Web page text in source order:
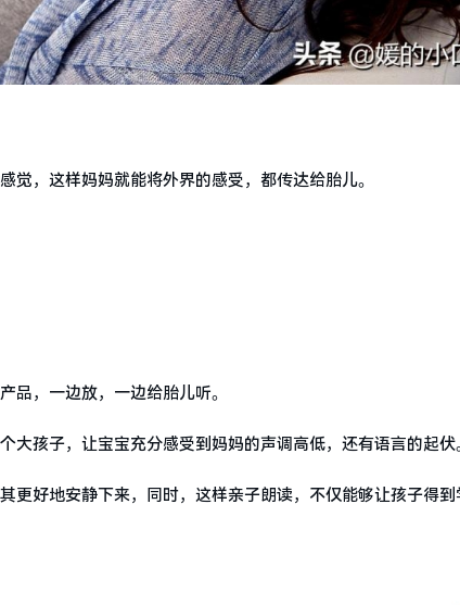
，这样妈妈就能将外界的感受，都传达给胎儿。
品，一边放，一边给胎儿听。
大孩子，让宝宝充分感受到妈妈的声调高低，还有语言的起伏
更好地安静下来，同时，这样亲子朗读，不仅能够让孩子得到